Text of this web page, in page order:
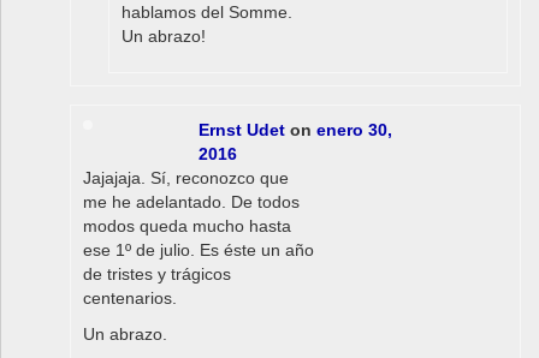
hablamos del Somme.
Un abrazo!
Ernst Udeton enero 30,
2016
Jajajaja. Sí, reconozco que
me he adelantado. De todos
modos queda mucho hasta
ese 1º de julio. Es éste un año
de tristes y trágicos
centenarios.
Un abrazo.